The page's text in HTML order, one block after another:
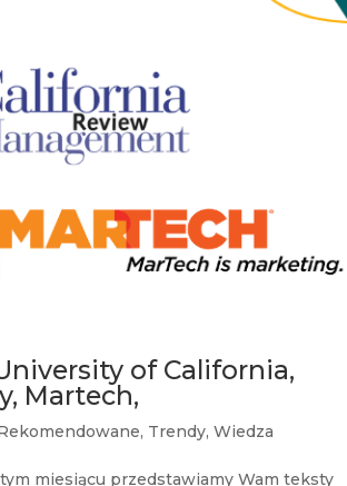
of California,
Martech,
, Trendy,Wiedza
miesiącu przedstawiamy Wam teksty